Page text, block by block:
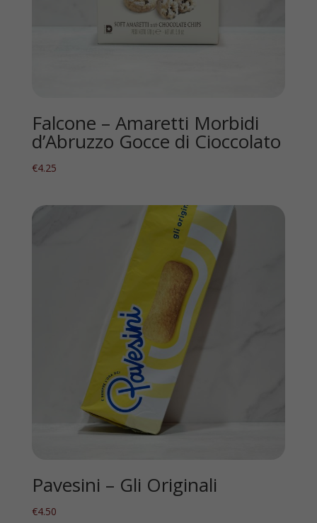
Falcone – Amaretti Morbidi
d’Abruzzo Gocce di Cioccolato
€4.25
Pavesini – Gli Originali
€4.50